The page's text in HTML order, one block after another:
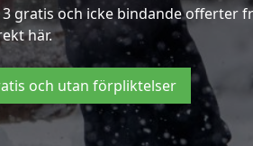
gratis och icke bindande offerter
här.
och utan förpliktelser